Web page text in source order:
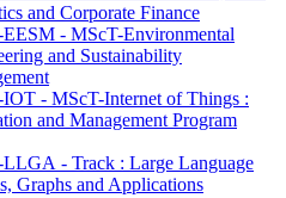
and Corporate Finance
- MScT-Environmental
and Sustainability
- MScT-Internet of Things :
and Management Program
- Track : Large Language
Graphs and Applications